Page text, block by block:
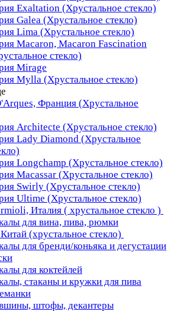
Exaltation (Хрустальное стекло)
Galea (Хрустальное стекло)
Lima (Хрустальное стекло)
Macaron, Macaron Fascination
стекло)
Mirage
Mylla (Хрустальное стекло)
Франция (Хрустальное
Architecte (Хрустальное стекло)
Lady Diamond (Хрустальное
Longchamp (Хрустальное стекло)
Macassar (Хрустальное стекло)
Swirly (Хрустальное стекло)
Ultime (Хрустальное стекло)
Италия ( хрустальное стекло )
для вина, пива, рюмки
(хрустальное стекло)
для бренди/коньяка и дегустации
для коктейлей
стаканы и кружки для пива
штофы, декантеры